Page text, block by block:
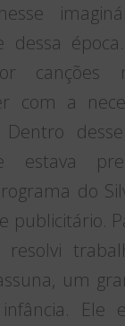
dessa
canções
com a
Dentro
estava
do
publicitário.
resolvi
um
Ele